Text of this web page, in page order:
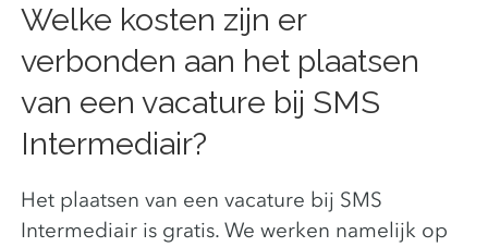
Welke kosten zijn er
verbonden aan het plaatsen
van een vacature bij SMS
Intermediair?
Het plaatsen van een vacature bij SMS
Intermediair is gratis. We werken namelijk op